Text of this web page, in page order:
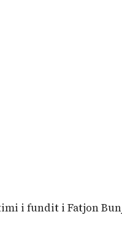
i fundit i Fatjon